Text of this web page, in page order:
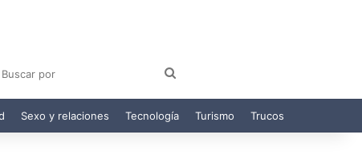
por
Sexo y relaciones Tecnología Turismo Trucos